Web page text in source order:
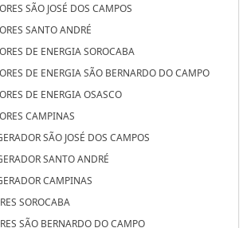
SÃO JOSÉ DOS CAMPOS
SANTO ANDRÉ
DE ENERGIA SOROCABA
DE ENERGIA SÃO BERNARDO DO CAMPO
DE ENERGIA OSASCO
CAMPINAS
SÃO JOSÉ DOS CAMPOS
SANTO ANDRÉ
CAMPINAS
SOROCABA
SÃO BERNARDO DO CAMPO